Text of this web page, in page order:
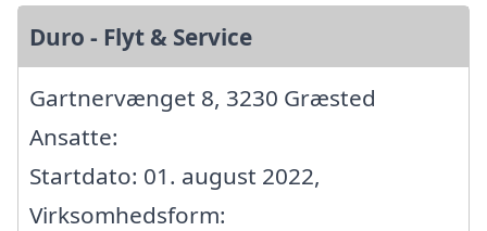
Duro - Flyt & Service
Gartnervænget 8, 3230 Græsted
Ansatte:
Startdato: 01. august 2022,
Virksomhedsform: